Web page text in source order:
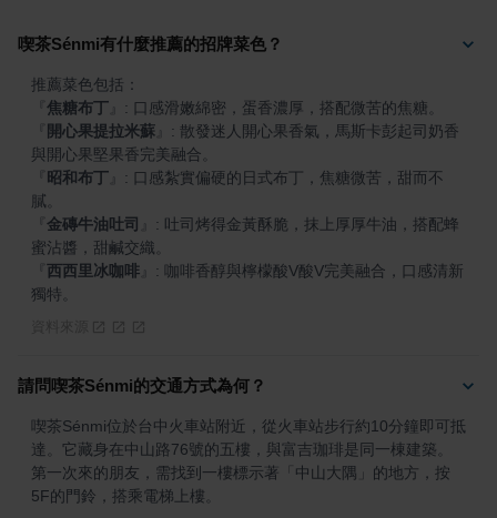
喫茶Sénmi有什麼推薦的招牌菜色？
焦糖布丁
開心果提拉米蘇
: 散發迷人開心果香氣，馬斯卡彭起司奶香
昭和布丁
: 口感紮實偏硬的日式布丁，焦糖微苦，甜而不
金磚牛油吐司
: 吐司烤得金黃酥脆，抹上厚厚牛油，搭配蜂
西西里冰咖啡
: 咖啡香醇與檸檬酸V酸V完美融合，口感清新
獨特。
請問喫茶Sénmi的交通方式為何？
喫茶Sénmi位於台中火車站附近，從火車站步行約10分鐘即可抵
達。它藏身在中山路76號的五樓，與富吉珈琲是同一棟建築。
第一次來的朋友，需找到一樓標示著「中山大隅」的地方，按
5F的門鈴，搭乘電梯上樓。